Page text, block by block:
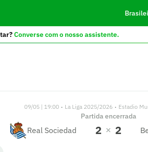
Converse com o nosso assistente.
09/05 | 19:00 • La Liga 2025/2026 • Estadio
Partida encerrada
Real Sociedad 2 2